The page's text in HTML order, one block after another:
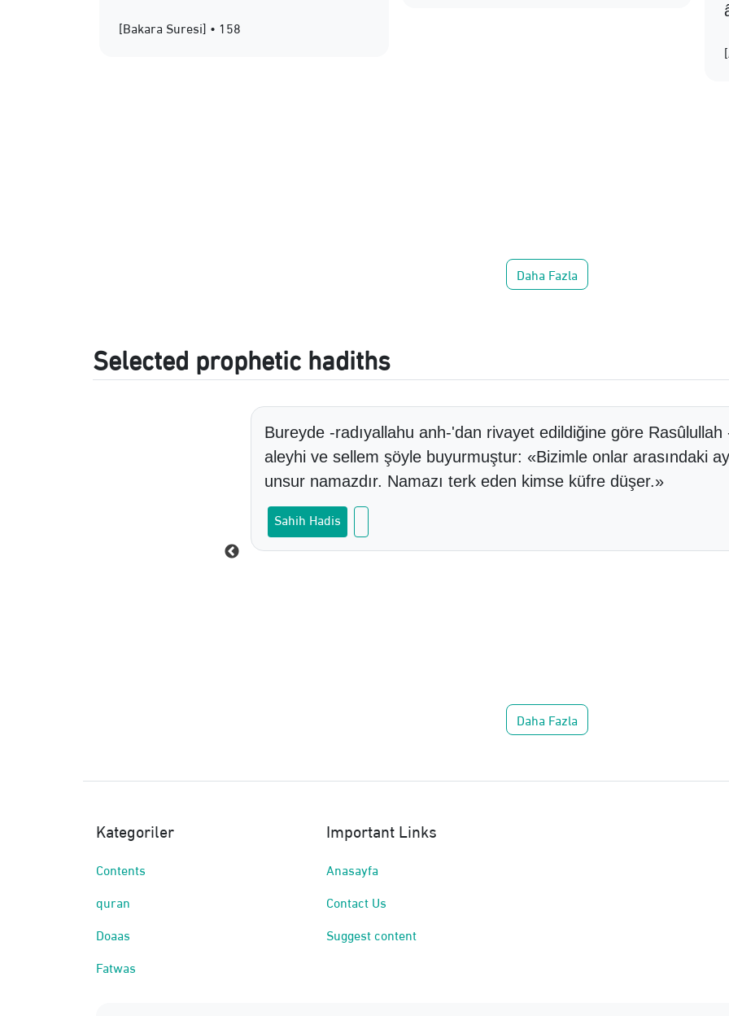
[Bakara Suresi] • 158
Daha Fazla
Selected prophetic hadiths
Bureyde -radıyallahu anh-'dan rivayet edildiğine göre Rasûlullah
aleyhi ve sellem şöyle buyurmuştur: «Bizimle onlar arasındaki
unsur namazdır. Namazı terk eden kimse küfre düşer.»
Sahih Hadis
Daha Fazla
Kategoriler
Contents
quran
Doaas
Fatwas
Important Links
Anasayfa
Contact Us
Suggest content